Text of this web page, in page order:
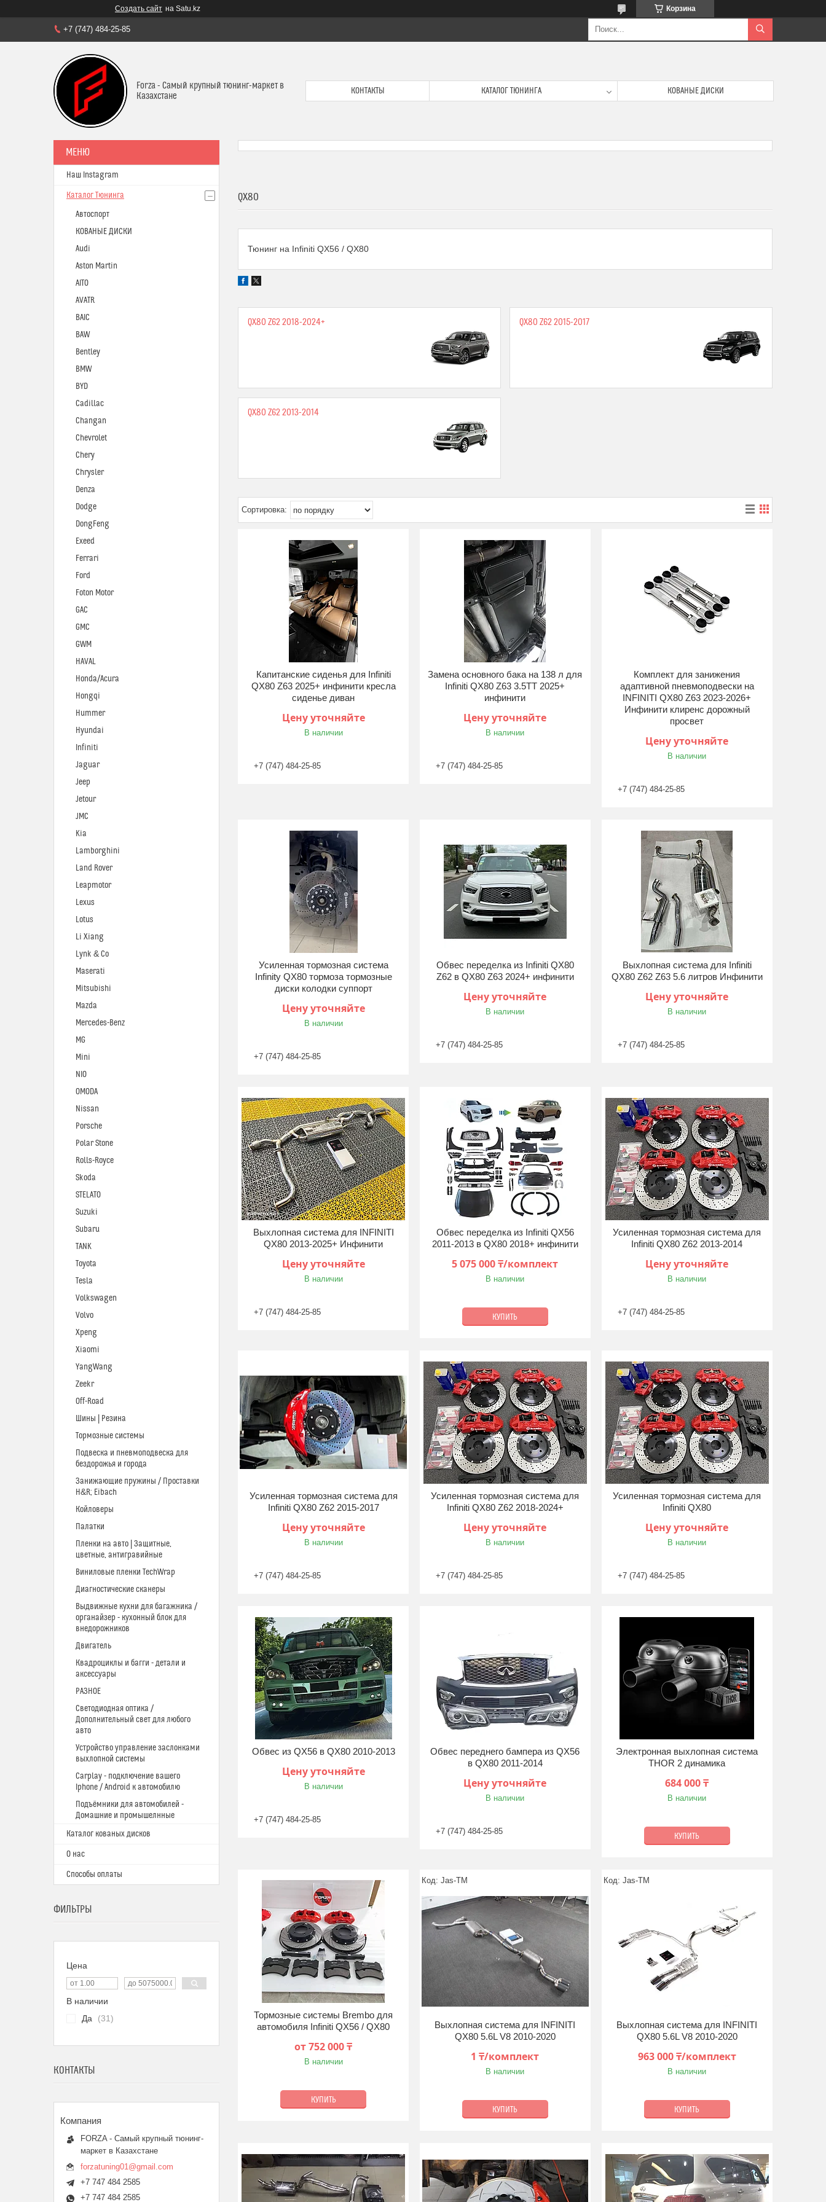
Создать сайт на Satu.kz Корзина
+7 (747) 484-25-85
Forza - Самый крупный тюнинг-маркет в
Казахстане
КОНТАКТЫ КАТАЛОГ ТЮНИНГА КОВАНЫЕ ДИСКИ
QX80
Тюнинг на Infiniti QX56 / QX80
QX80 Z62 2018-2024+ QX80 Z62 2015-2017
QX80 Z62 2013-2014
Капитанские сиденья для Infiniti
QX80 Z63 2025+ инфинити кресла
сиденье диван
Цену уточняйте
В наличии
+7 (747) 484-25-85
Замена основного бака на 138 л для
Infiniti QX80 Z63 3.5TT 2025+
инфинити
Цену уточняйте
В наличии
+7 (747) 484-25-85
Комплект для занижения
адаптивной пневмоподвески на
INFINITI QX80 Z63 2023-2026+
Инфинити клиренс дорожный
просвет
Цену уточняйте
В наличии
+7 (747) 484-25-85
Усиленная тормозная система
Infinity QX80 тормоза тормозные
диски колодки суппорт
Цену уточняйте
В наличии
+7 (747) 484-25-85
Обвес переделка из Infiniti QX80
Z62 в QX80 Z63 2024+ инфинити
Цену уточняйте
В наличии
+7 (747) 484-25-85
Выхлопная система для Infiniti
QX80 Z62 Z63 5.6 литров Инфинити
Цену уточняйте
В наличии
+7 (747) 484-25-85
Выхлопная система для INFINITI
QX80 2013-2025+ Инфинити
Цену уточняйте
В наличии
+7 (747) 484-25-85
Обвес переделка из Infiniti QX56
2011-2013 в QX80 2018+ инфинити
5 075 000 ₸/комплект
В наличии
КУПИТЬ
Усиленная тормозная система для
Infiniti QX80 Z62 2013-2014
Цену уточняйте
В наличии
+7 (747) 484-25-85
Усиленная тормозная система для
Infiniti QX80 Z62 2015-2017
Цену уточняйте
В наличии
+7 (747) 484-25-85
Усиленная тормозная система для
Infiniti QX80 Z62 2018-2024+
Цену уточняйте
В наличии
+7 (747) 484-25-85
Усиленная тормозная система для
Infiniti QX80
Цену уточняйте
В наличии
+7 (747) 484-25-85
Обвес из QX56 в QX80 2010-2013
Цену уточняйте
В наличии
+7 (747) 484-25-85
Обвес переднего бампера из QX56
в QX80 2011-2014
Цену уточняйте
В наличии
+7 (747) 484-25-85
Электронная выхлопная система
THOR 2 динамика
684 000 ₸
В наличии
КУПИТЬ
Тормозные системы Brembo для
автомобиля Infiniti QX56 / QX80
от 752 000 ₸
В наличии
КУПИТЬ
Jas-TM
Выхлопная система для INFINITI
QX80 5.6L V8 2010-2020
1 ₸/комплект
В наличии
КУПИТЬ
Jas-TM
Выхлопная система для INFINITI
QX80 5.6L V8 2010-2020
963 000 ₸/комплект
В наличии
КУПИТЬ
Наш Instagram
Каталог Тюнинга
Автоспорт
КОВАНЫЕ ДИСКИ
Audi
Aston Martin
AITO
AVATR
BAIC
BAW
Bentley
BMW
BYD
Cadillac
Changan
Chevrolet
Chery
Chrysler
Denza
Dodge
DongFeng
Exeed
Ferrari
Ford
Foton Motor
GAC
GMC
GWM
HAVAL
Honda/Acura
Hongqi
Hummer
Hyundai
Infiniti
Jaguar
Jeep
Jetour
JMC
Kia
Lamborghini
Land Rover
Leapmotor
Lexus
Lotus
Li Xiang
Lynk & Co
Maserati
Mitsubishi
Mazda
Mercedes-Benz
MG
Mini
NIO
OMODA
Nissan
Porsche
Polar Stone
Rolls-Royce
Skoda
STELATO
Suzuki
Subaru
TANK
Toyota
Tesla
Volkswagen
Volvo
Xpeng
Xiaomi
YangWang
Zeekr
Off-Road
Шины | Резина
Тормозные системы
Подвеска и пневмоподвеска для
бездорожья и города
Занижающие пружины / Проставки
H&R; Eibach
Койловеры
Палатки
Пленки на авто | Защитные,
цветные, антигравийные
Виниловые пленки TechWrap
Диагностические сканеры
Выдвижные кухни для багажника /
органайзер - кухонный блок для
внедорожников
Двигатель
Квадроциклы и багги - детали и
аксессуары
РАЗНОЕ
Светодиодная оптика /
Дополнительный свет для любого
авто
Устройство управление заслонками
выхлопной системы
Carplay - подключение вашего
Iphone / Android к автомобилю
Подъёмники для автомобилей -
Домашние и промышелнные
Каталог кованых дисков
О нас
Способы оплаты
ФИЛЬТРЫ
Цена
В наличии
Да
31
КОНТАКТЫ
FORZA - Самый крупный тюнинг-
маркет в Казахстане
forzatuning01@gmail.com
+7 747 484 2585
+7 747 484 2585